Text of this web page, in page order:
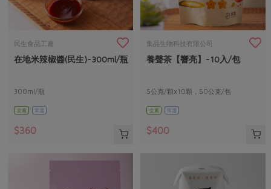
民生食品工廠
在地米辣椒醬(民生)-300ml/瓶
300ml/瓶
全素 常溫
$360
集品生物科技有限公司
養聲茶【響亮】-10入/包
5公克/顆x10顆，50公克/包
全素 常溫
$400